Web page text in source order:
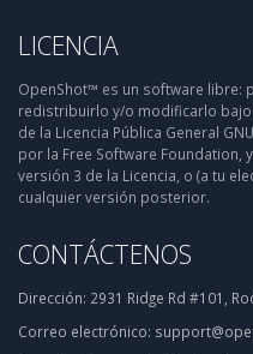
LICENCIA
OpenShot™ es un software libre:
redistribuirlo y/o modificarlo
de la Licencia Pública General
por la Free Software Foundation,
versión 3 de la Licencia, o (a tu
cualquier versión posterior.
CONTÁCTENOS
Dirección: 2931 Ridge Rd #101,
Correo electrónico: